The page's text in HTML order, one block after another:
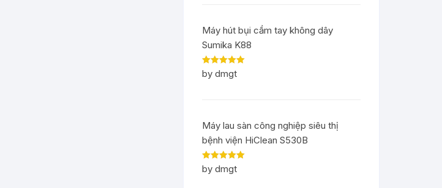
Máy hút bụi cầm tay không dây
Sumika K88
Rated5out
of 5
by dmgt
Máy lau sàn công nghiệp siêu thị
bệnh viện HiClean S530B
Rated5out
of 5
by dmgt